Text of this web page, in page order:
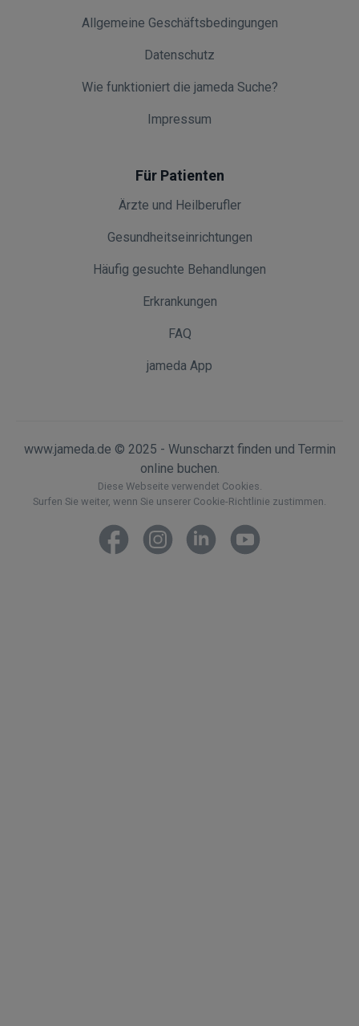
Allgemeine Geschäftsbedingungen
Datenschutz
Wie funktioniert die jameda Suche?
Impressum
Für Patienten
Ärzte und Heilberufler
Gesundheitseinrichtungen
Häufig gesuchte Behandlungen
Erkrankungen
FAQ
jameda App
www.jameda.de © 2025 - Wunscharzt finden und Termin
online buchen.
Diese Webseite verwendet Cookies.
Surfen Sie weiter, wenn Sie unserer Cookie-Richtlinie zustimmen.